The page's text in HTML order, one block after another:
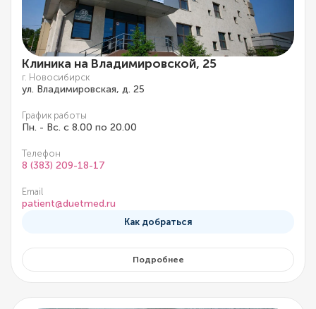
Клиника на Владимировской, 25
г. Новосибирск
ул. Владимировская, д. 25
График работы
Пн. - Вс. с 8.00 по 20.00
Телефон
8 (383) 209-18-17
Email
patient@duetmed.ru
Как добраться
Подробнее